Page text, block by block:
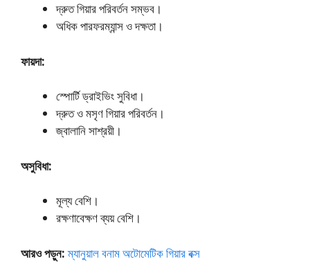
দ্রুত গিয়ার পরিবর্তন সম্ভব।
অধিক পারফরম্যান্স ও দক্ষতা।
ফায়দা:
স্পোর্টি ড্রাইভিং সুবিধা।
দ্রুত ও মসৃণ গিয়ার পরিবর্তন।
জ্বালানি সাশ্রয়ী।
অসুবিধা:
মূল্য বেশি।
রক্ষণাবেক্ষণ ব্যয় বেশি।
আরও পড়ুন:ম্যানুয়াল বনাম অটোমেটিক গিয়ার বক্স